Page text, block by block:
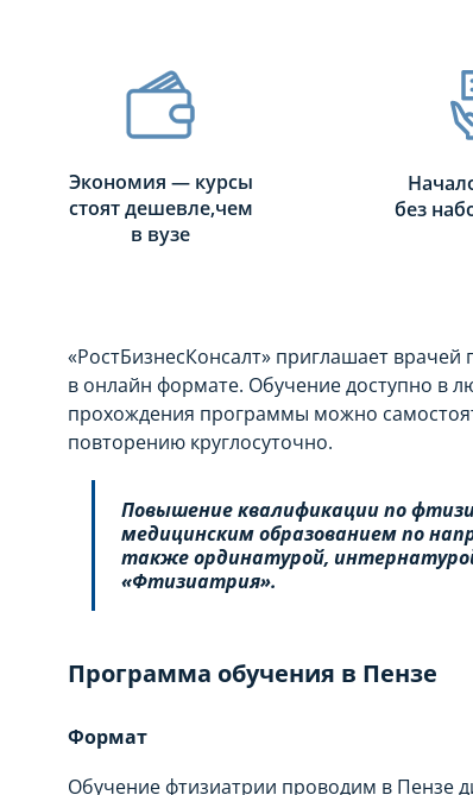
Экономия — курсы
стоят дешевле,чем
в вузе
без
«РостБизнесКонсалт» приглашает
в онлайн формате. Обучение доступно в
прохождения программы можно
повторению круглосуточно.
Повышение квалификации по
медицинским образованием по
также ординатурой,
«Фтизиатрия».
Программа обучения в Пензе
Формат
Обучение фтизиатрии проводим в Пензе